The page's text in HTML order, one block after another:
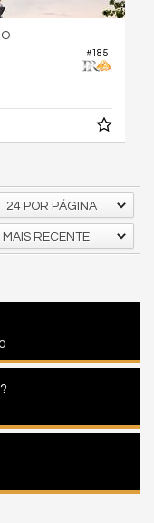
#185
24 POR PÁGINA
MAIS RECENTE